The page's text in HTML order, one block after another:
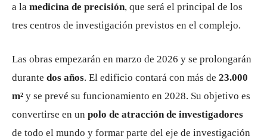
a la medicina de precisión, que será el principal de los
tres centros de investigación previstos en el complejo.
Las obras empezarán en marzo de 2026 y se prolongarán
durante dos años. El edificio contará con más de 23.000
m² y se prevé su funcionamiento en 2028. Su objetivo es
convertirse en un polo de atracción de investigadores
de todo el mundo y formar parte del eje de investigación